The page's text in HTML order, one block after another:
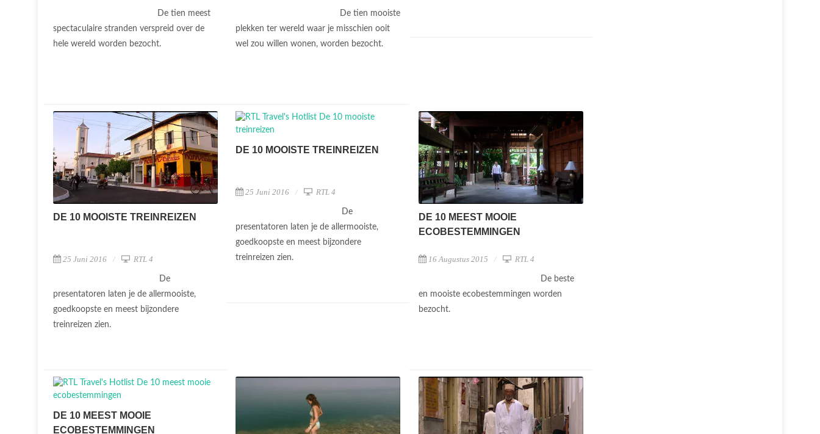
De tien meest
spectaculaire stranden verspreid over de
hele wereld worden bezocht.
De tien mooiste
plekken ter wereld waar je misschien ooit
wel zou willen wonen, worden bezocht.
DE 10 MOOISTE TREINREIZEN
25 Juni 2016 RTL 4
De
presentatoren laten je de allermooiste,
goedkoopste en meest bijzondere
treinreizen zien.
DE 10 MOOISTE TREINREIZEN
25 Juni 2016 RTL 4
De
presentatoren laten je de allermooiste,
goedkoopste en meest bijzondere
treinreizen zien.
DE 10 MEEST MOOIE
ECOBESTEMMINGEN
16 Augustus 2015 RTL 4
De beste
en mooiste ecobestemmingen worden
bezocht.
DE 10 MEEST MOOIE
ECOBESTEMMINGEN